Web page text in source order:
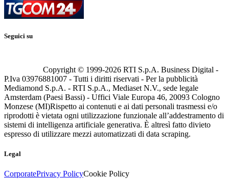
Seguici su
Copyright © 1999-2026 RTI S.p.A. Business Digital -
P.Iva 03976881007 - Tutti i diritti riservati - Per la pubblicità
Mediamond S.p.A. - RTI S.p.A., Mediaset N.V., sede legale
Amsterdam (Paesi Bassi) - Uffici Viale Europa 46, 20093 Cologno
Monzese (MI)Rispetto ai contenuti e ai dati personali trasmessi e/o
riprodotti è vietata ogni utilizzazione funzionale all’addestramento di
sistemi di intelligenza artificiale generativa. È altresì fatto divieto
espresso di utilizzare mezzi automatizzati di data scraping.
Legal
CorporatePrivacy PolicyCookie Policy